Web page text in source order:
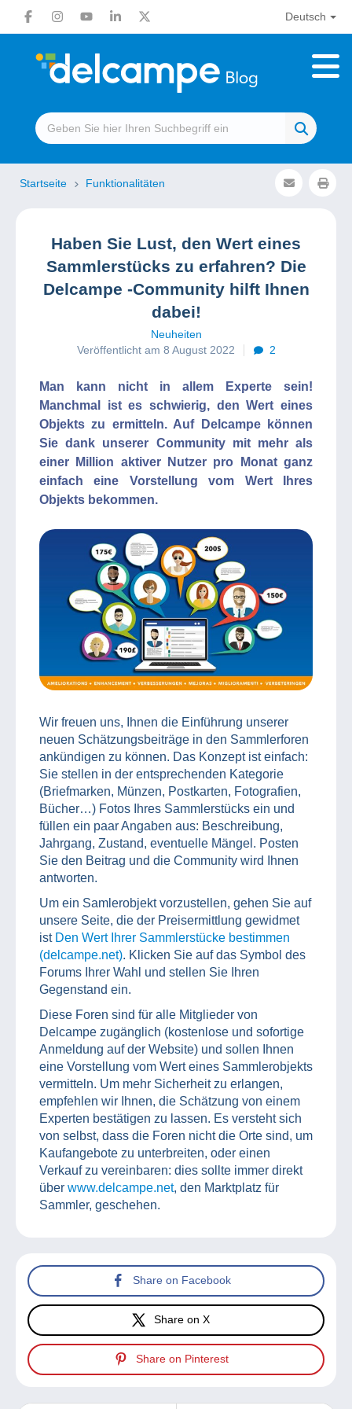
Deutsch
Startseite Funktionalitäten
Haben Sie Lust, den Wert eines
Sammlerstücks zu erfahren? Die
Delcampe -Community hilft Ihnen
dabei!
Neuheiten
Veröffentlicht am 8 August 2022
2
Man kann nicht in allem Experte sein!
Manchmal ist es schwierig, den Wert eines
Objekts zu ermitteln. Auf Delcampe können
Sie dank unserer Community mit mehr als
einer Million aktiver Nutzer pro Monat ganz
einfach eine Vorstellung vom Wert Ihres
Objekts bekommen.
Wir freuen uns, Ihnen die Einführung unserer
neuen Schätzungsbeiträge in den Sammlerforen
ankündigen zu können. Das Konzept ist einfach:
Sie stellen in der entsprechenden Kategorie
(Briefmarken, Münzen, Postkarten, Fotografien,
Bücher…) Fotos Ihres Sammlerstücks ein und
füllen ein paar Angaben aus: Beschreibung,
Jahrgang, Zustand, eventuelle Mängel. Posten
Sie den Beitrag und die Community wird Ihnen
antworten.
Um ein Samlerobjekt vorzustellen, gehen Sie auf
unsere Seite, die der Preisermittlung gewidmet
ist Den Wert Ihrer Sammlerstücke bestimmen
(delcampe.net). Klicken Sie auf das Symbol des
Forums Ihrer Wahl und stellen Sie Ihren
Gegenstand ein.
Diese Foren sind für alle Mitglieder von
Delcampe zugänglich (kostenlose und sofortige
Anmeldung auf der Website) und sollen Ihnen
eine Vorstellung vom Wert eines Sammlerobjekts
vermitteln. Um mehr Sicherheit zu erlangen,
empfehlen wir Ihnen, die Schätzung von einem
Experten bestätigen zu lassen. Es versteht sich
von selbst, dass die Foren nicht die Orte sind, um
Kaufangebote zu unterbreiten, oder einen
Verkauf zu vereinbaren: dies sollte immer direkt
über www.delcampe.net, den Marktplatz für
Sammler, geschehen.
Share on Facebook
Share on X
Share on Pinterest